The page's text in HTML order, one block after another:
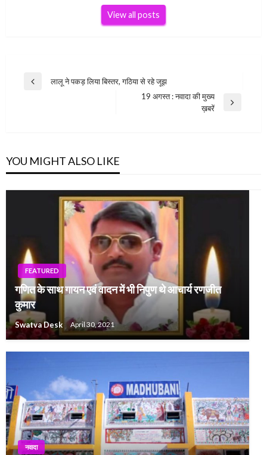
View all posts
Post
Previous
लालू ने पकड़ लिया बिस्तर, गठिया से रहे जूझ
19 अगस्त : नवादा की मुख्य
ख़बरें
YOU MIGHT ALSO LIKE
FEATURED
गणित के साथ गायन एवं वादन में भी निपुण थे आचार्य रणजीत
कुमार
Swatva Desk April 30, 2021
नवादा